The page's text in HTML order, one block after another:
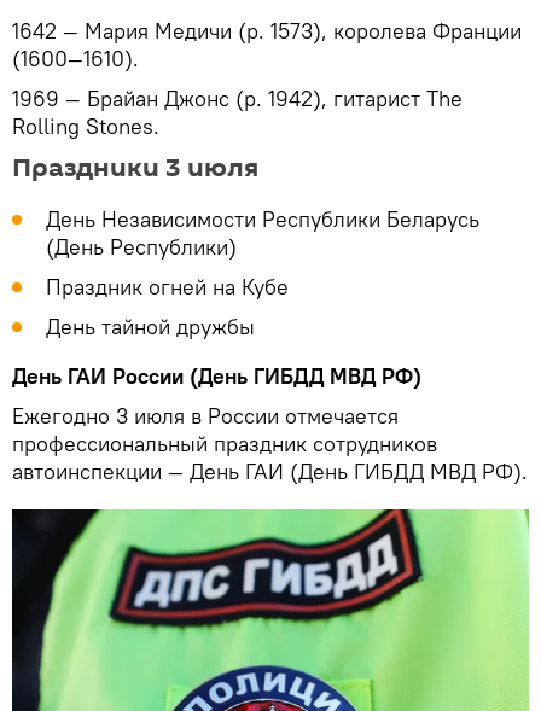
1642 — Мария Медичи (р. 1573), королева Франции
(1600—1610).
1969 — Брайан Джонс (р. 1942), гитарист The
Rolling Stones.
Праздники 3 июля
День Независимости Республики Беларусь
(День Республики)
Праздник огней на Кубе
День тайной дружбы
День ГАИ России (День ГИБДД МВД РФ)
Ежегодно 3 июля в России отмечается
профессиональный праздник сотрудников
автоинспекции — День ГАИ (День ГИБДД МВД РФ).